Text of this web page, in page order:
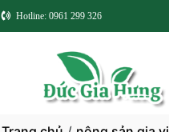
Hotline: 0961 299 326